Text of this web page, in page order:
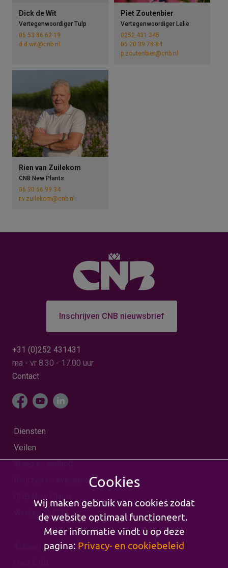
Dick de Wit
Vertegenwoordiger Tulp
06 53 86 62 19
d.d.wit@cnb.nl
Piet Zoutenbier
Vertegenwoordiger Lelie
0252 431 345
06 20 39 78 84
p.zoutenbier@cnb.nl
Rien van Zuilekom
CNB New Plants
06 30 66 99 34
r.v.zuilekom@cnb.nl
Inschrijven CNB nieuwsbrief
+31 (0)252 431431
ma - vr 8.30 - 17.00 uur
Contact
Diensten
Veilen
Beurzen en evenementen
Werken bij CNB
Cookies
Wij maken gebruik van cookies zodat
de website optimaal functioneert.
Meer informatie vindt u op deze
pagina: Privacy- en cookiebeleid